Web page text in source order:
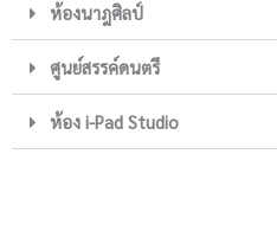
ห้องนาฎศิลป์
ศูนย์สรรค์ดนตรี
ห้อง i-Pad Studio